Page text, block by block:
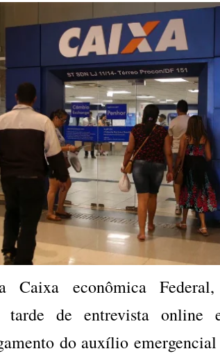
Caixa econômica Federal,
tarde de entrevista
do auxílio